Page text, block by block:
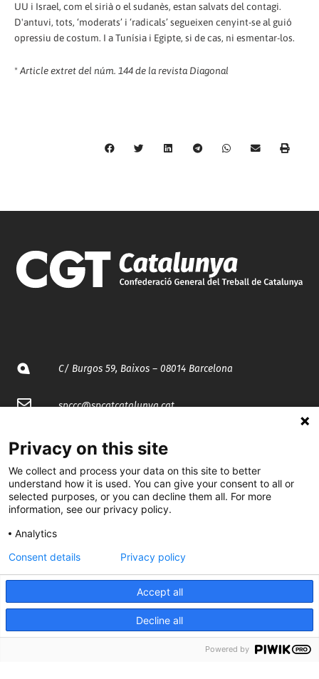
UU i Israel, com el sirià o el sudanès, estan salvats del contagi.
D'antuvi, tots, ‘moderats’ i ‘radicals’ segueixen cenyint-se al guió
opressiu de costum. I a Tunísia i Egipte, si de cas, ni esmentar-los.
*Article extret del núm. 144 de la revista Diagonal
C/ Burgos 59, Baixos – 08014 Barcelona
spccc@spcgtcatalunya.cat
@CGTCatalunya
cgtcatalunya
CGTCatalunya
cgtcatalunya
Desenvolupat per
Privacy on this site
We collect and process your data on this site to better
understand how it is used. You can give your consent to all or
selected purposes, or you can decline them all. For more
information, see our privacy policy.
Analytics
Accept all
Decline all
Consent details Privacy policy
Powered by